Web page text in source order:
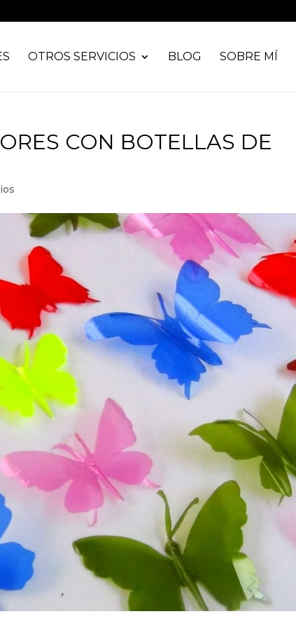
OTROS SERVICIOS BLOG SOBRE MÍ
CON BOTELLAS DE